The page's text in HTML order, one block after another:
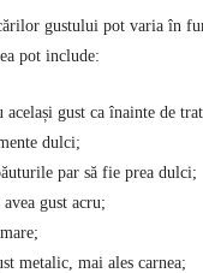
gustului pot varia în
pot include:
același gust ca înainte de
dulci;
par să fie prea dulci;
gust acru;
metalic, mai ales carnea;